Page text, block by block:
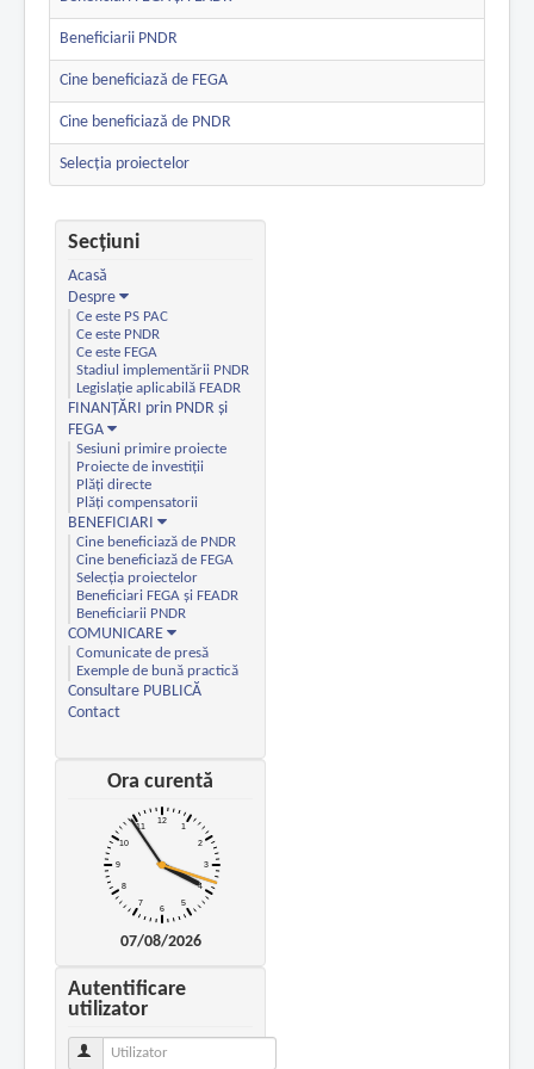
Beneficiarii PNDR
Cine beneficiază de FEGA
Cine beneficiază de PNDR
Selecția proiectelor
Secțiuni
Acasă
Despre
Ce este PS PAC
Ce este PNDR
Ce este FEGA
Stadiul implementării PNDR
Legislație aplicabilă FEADR
FINANȚĂRI prin PNDR și
FEGA
Sesiuni primire proiecte
Proiecte de investiții
Plăți directe
Plăți compensatorii
BENEFICIARI
Cine beneficiază de PNDR
Cine beneficiază de FEGA
Selecția proiectelor
Beneficiari FEGA și FEADR
Beneficiarii PNDR
COMUNICARE
Comunicate de presă
Exemple de bună practică
Consultare PUBLICĂ
Contact
Ora curentă
07/08/2026
Autentificare
utilizator
Utilizator